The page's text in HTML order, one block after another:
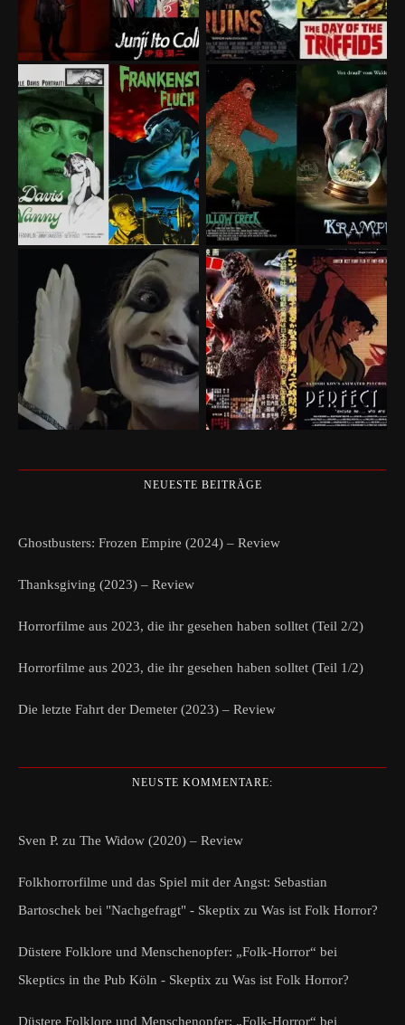
NEUESTE BEITRÄGE
Ghostbusters: Frozen Empire (2024) – Review
Thanksgiving (2023) – Review
Horrorfilme aus 2023, die ihr gesehen haben solltet (Teil 2/2)
Horrorfilme aus 2023, die ihr gesehen haben solltet (Teil 1/2)
Die letzte Fahrt der Demeter (2023) – Review
NEUSTE KOMMENTARE:
Sven P. zu The Widow (2020) – Review
Folkhorrorfilme und das Spiel mit der Angst: Sebastian
Bartoschek bei "Nachgefragt" - Skeptix zu Was ist Folk Horror?
Düstere Folklore und Menschenopfer: „Folk-Horror“ bei
Skeptics in the Pub Köln - Skeptix zu Was ist Folk Horror?
Düstere Folklore und Menschenopfer: „Folk-Horror“ bei